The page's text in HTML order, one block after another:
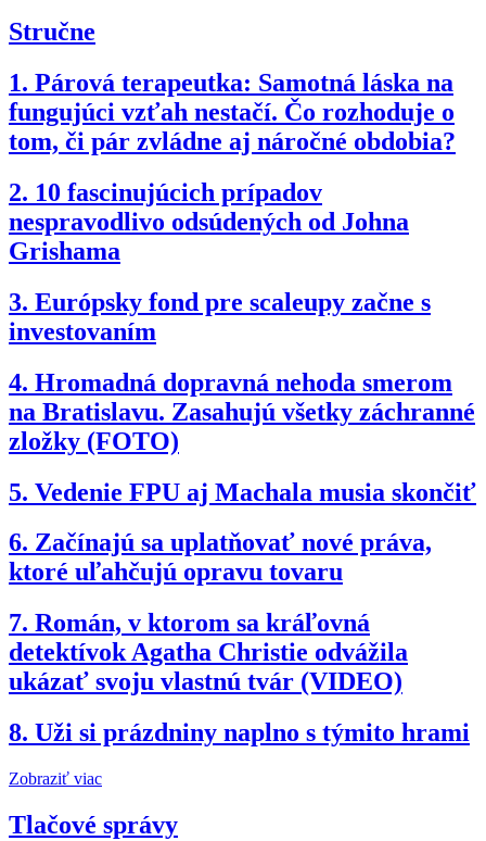
Stručne
1. Párová terapeutka: Samotná láska na
fungujúci vzťah nestačí. Čo rozhoduje o
tom, či pár zvládne aj náročné obdobia?
2. 10 fascinujúcich prípadov
nespravodlivo odsúdených od Johna
Grishama
3. Európsky fond pre scaleupy začne s
investovaním
4. Hromadná dopravná nehoda smerom
na Bratislavu. Zasahujú všetky záchranné
zložky (FOTO)
5. Vedenie FPU aj Machala musia skončiť
6. Začínajú sa uplatňovať nové práva,
ktoré uľahčujú opravu tovaru
7. Román, v ktorom sa kráľovná
detektívok Agatha Christie odvážila
ukázať svoju vlastnú tvár (VIDEO)
8. Uži si prázdniny naplno s týmito hrami
Zobraziť viac
Tlačové správy